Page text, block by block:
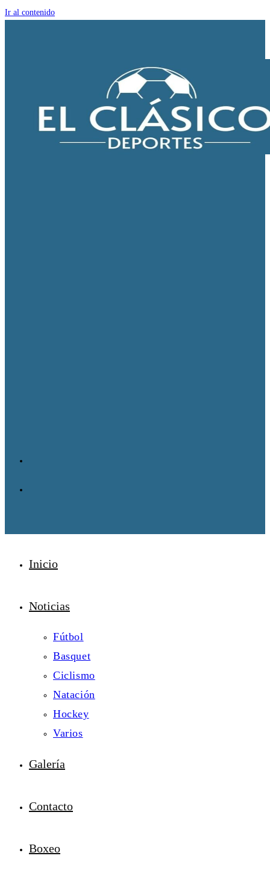
Ir al contenido
Inicio
Noticias
Fútbol
Basquet
Ciclismo
Natación
Hockey
Varios
Galería
Contacto
Boxeo